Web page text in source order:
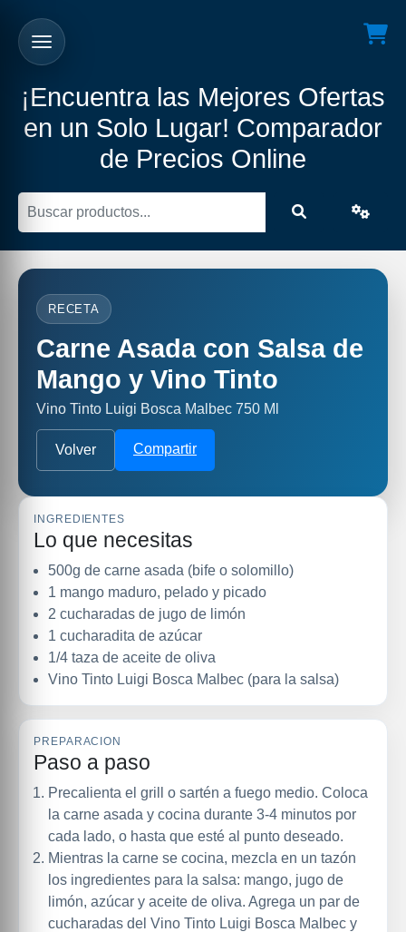
¡Encuentra las Mejores Ofertas
en un Solo Lugar! Comparador
de Precios Online
RECETA
Carne Asada con Salsa de
Mango y Vino Tinto
Vino Tinto Luigi Bosca Malbec 750 Ml
Volver Compartir
INGREDIENTES
Lo que necesitas
500g de carne asada (bife o solomillo)
1 mango maduro, pelado y picado
2 cucharadas de jugo de limón
1 cucharadita de azúcar
1/4 taza de aceite de oliva
Vino Tinto Luigi Bosca Malbec (para la salsa)
PREPARACION
Paso a paso
Precalienta el grill o sartén a fuego medio. Coloca
la carne asada y cocina durante 3-4 minutos por
cada lado, o hasta que esté al punto deseado.
Mientras la carne se cocina, mezcla en un tazón
los ingredientes para la salsa: mango, jugo de
limón, azúcar y aceite de oliva. Agrega un par de
cucharadas del Vino Tinto Luigi Bosca Malbec y